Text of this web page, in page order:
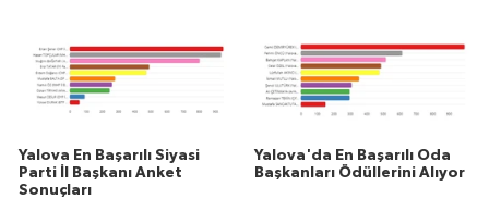
Yalova En Başarılı Siyasi
Parti İl Başkanı Anket
Sonuçları
Yalova'da En Başarılı Oda
Başkanları Ödüllerini Alıyor